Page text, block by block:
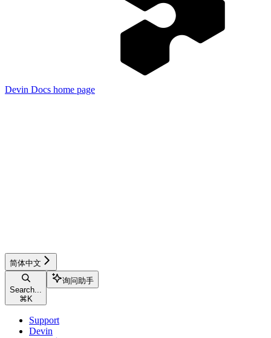
Devin Docs home page
简体中文
Search...
⌘ K
询问助手
Support
Devin